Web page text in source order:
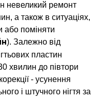
невеликий ремонт
а також в ситуаціях,
або поміняти
). Залежно від
пластин
хвилин до півтори
- усунення
і штучного нігтя за